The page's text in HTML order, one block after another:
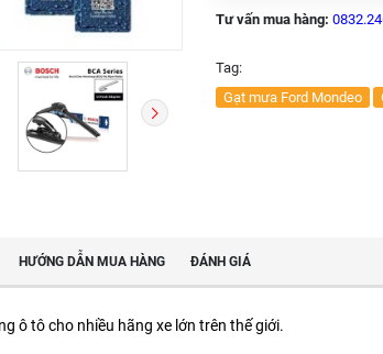
Tư vấn mua hàng:
Tag:
Gạt mưa Ford Mondeo
HƯỚNG DẪN MUA HÀNG ĐÁNH GIÁ
ô tô cho nhiều hãng xe lớn trên thế giới.